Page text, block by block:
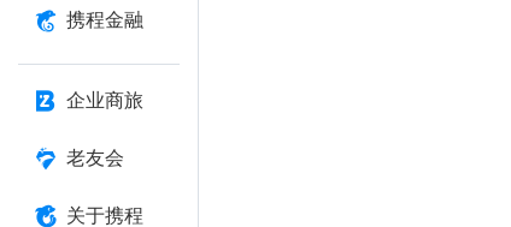
携程金融
企业商旅
老友会
关于携程